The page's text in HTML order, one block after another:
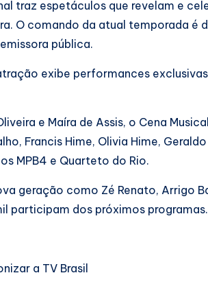
traz espetáculos que revelam e
O comando da atual temporada é
pública.
exibe performances
e Maíra de Assis, o Cena
Francis Hime, Olivia Hime,
MPB4 e Quarteto do Rio.
geração como Zé Renato, Arrigo
participam dos próximos programas.
a TV Brasil